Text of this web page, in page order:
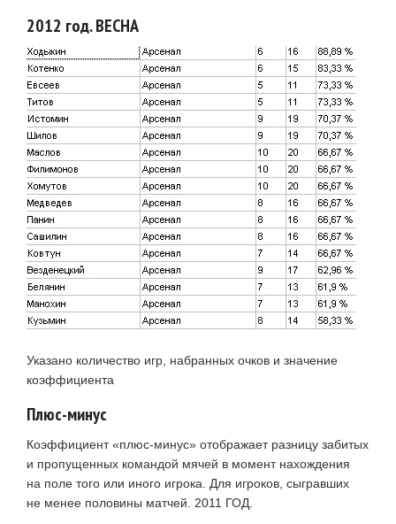
2012 год. ВЕСНА
Указано количество игр, набранных очков и значение
коэффициента
Плюс-минус
Коэффициент «плюс-минус» отображает разницу забитых
и пропущенных командой мячей в момент нахождения
на поле того или иного игрока. Для игроков, сыгравших
не менее половины матчей. 2011 ГОД.